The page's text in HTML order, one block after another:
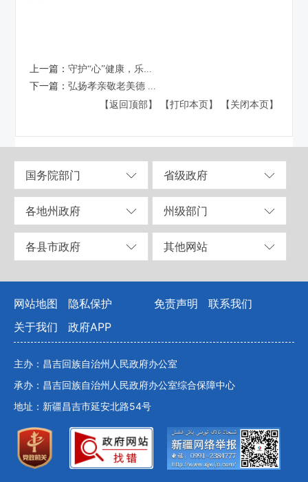
上一篇：守护“心”健康，乐...
下一篇：弘扬孝亲敬老美德 ...
【返回顶部】
【打印本页】 【关闭本页】
国务院部门 省级政府
各地州政府 州级部门
各县市政府 其他网站
网站地图 隐私保护 免责声明
联系我们
关于我们
政府APP
主办：昌吉回族自治州人民政府办公室
承办：昌吉回族自治州人民政府办公室综合保障中心
地址：新疆昌吉市延安北路54号